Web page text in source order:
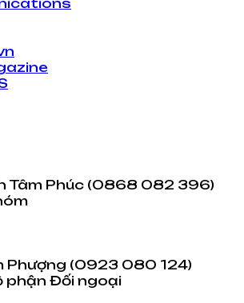
Tâm Phúc (0868 082 396)
Phượng (0923 080 124)
phận Đối ngoại